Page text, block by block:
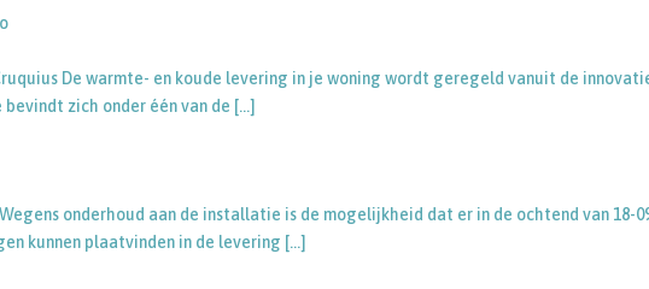
De warmte- en koude levering in je woning wordt geregeld vanuit de
zich onder één van de […]
Wegens onderhoud aan de installatie is de mogelijkheid dat er in de ochtend van 18-
kunnen plaatvinden in de levering […]